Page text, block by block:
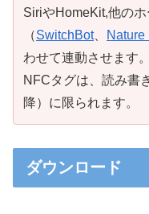
SiriやHomeKit,他の
（SwitchBot、 Nature
わせて連動させます。
NFCタグは、読み書
降）に限られます。
ダウンロード